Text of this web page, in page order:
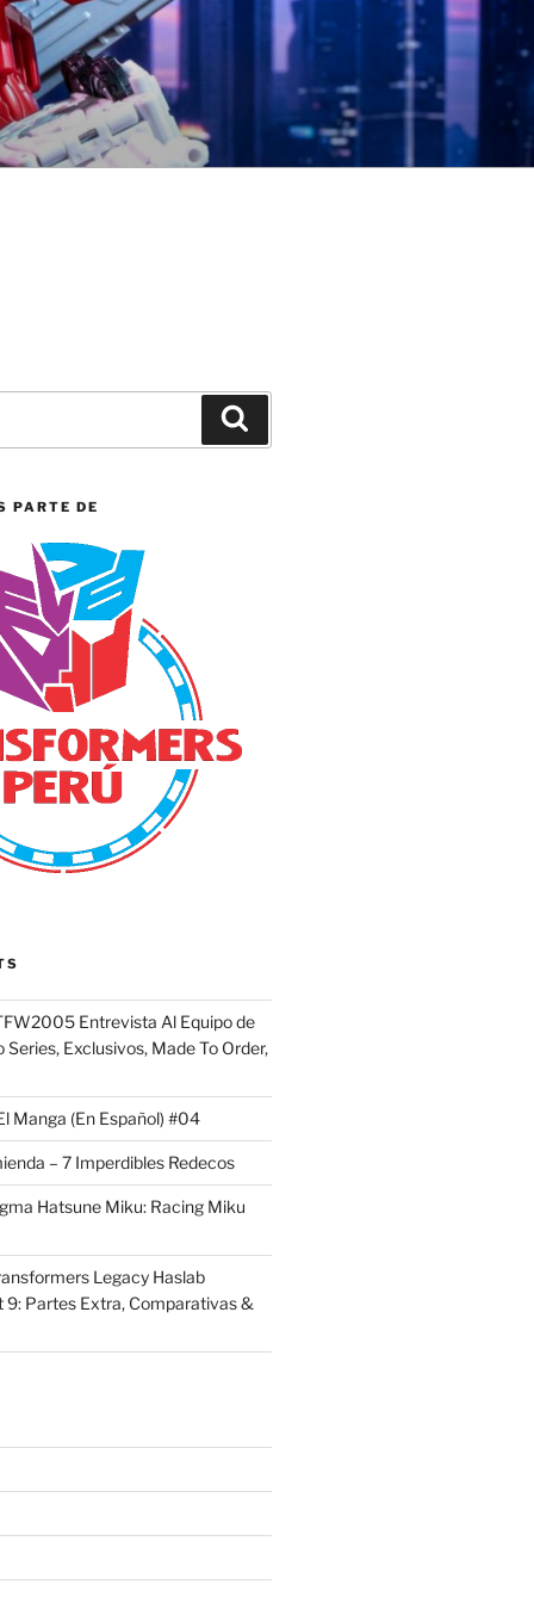
PARTE DE
Entrevista Al Equipo de
Series, Exclusivos, Made To Order,
Manga (En Español) #04
– 7 Imperdibles Redecos
Hatsune Miku: Racing Miku
Legacy Haslab
9: Partes Extra, Comparativas &